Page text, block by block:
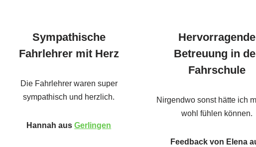
Sympathische
Fahrlehrer mit Herz
Die Fahrlehrer waren super
sympathisch und herzlich.
Hannah ausGerlingen
Hervorragende
Betreuung in
Fahrschule
Nirgendwo sonst hätte ich
wohl fühlen können.
Feedback von Elena